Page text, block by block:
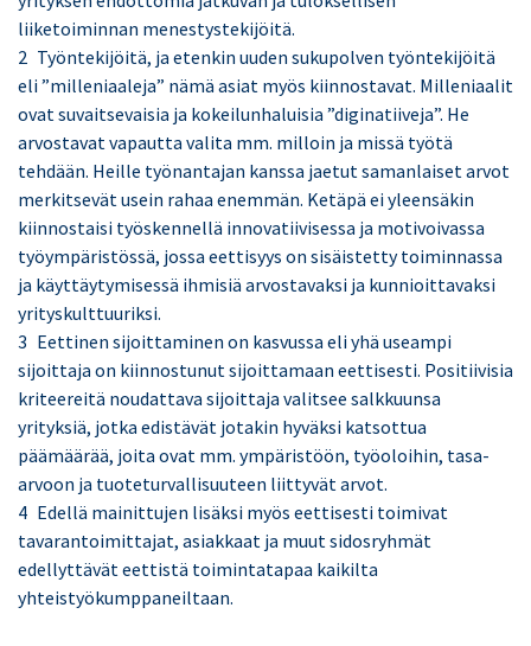
liiketoiminnan menestystekijöitä.
Työntekijöitä, ja etenkin uuden sukupolven työntekijöitä
eli ”milleniaaleja” nämä asiat myös kiinnostavat. Milleniaalit
ovat suvaitsevaisia ja kokeilunhaluisia ”diginatiiveja”. He
arvostavat vapautta valita mm. milloin ja missä työtä
tehdään. Heille työnantajan kanssa jaetut samanlaiset arvot
merkitsevät usein rahaa enemmän. Ketäpä ei yleensäkin
kiinnostaisi työskennellä innovatiivisessa ja motivoivassa
työympäristössä, jossa eettisyys on sisäistetty toiminnassa
ja käyttäytymisessä ihmisiä arvostavaksi ja kunnioittavaksi
yrityskulttuuriksi.
Eettinen sijoittaminen on kasvussa eli yhä useampi
sijoittaja on kiinnostunut sijoittamaan eettisesti. Positiivisia
kriteereitä noudattava sijoittaja valitsee salkkuunsa
yrityksiä, jotka edistävät jotakin hyväksi katsottua
päämäärää, joita ovat mm. ympäristöön, työoloihin, tasa-
arvoon ja tuoteturvallisuuteen liittyvät arvot.
Edellä mainittujen lisäksi myös eettisesti toimivat
tavarantoimittajat, asiakkaat ja muut sidosryhmät
edellyttävät eettistä toimintatapaa kaikilta
yhteistyökumppaneiltaan.